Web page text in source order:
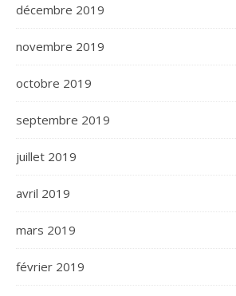
décembre 2019
novembre 2019
octobre 2019
septembre 2019
juillet 2019
avril 2019
mars 2019
février 2019